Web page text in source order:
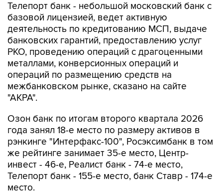
Телепорт банк - небольшой московский банк с
базовой лицензией, ведет активную
деятельность по кредитованию МСП, выдаче
банковских гарантий, предоставлению услуг
РКО, проведению операций с драгоценными
металлами, конверсионных операций и
операций по размещению средств на
межбанковском рынке, сказано на сайте
"АКРА".
Озон банк по итогам второго квартала 2026
года занял 18-е место по размеру активов в
рэнкинге "Интерфакс-100", Росэксимбанк в том
же рейтинге занимает 35-е место, Центр-
инвест - 46-е, Реалист банк - 74-е место,
Телепорт банк - 155-е место, банк Ставр - 174-е
место.